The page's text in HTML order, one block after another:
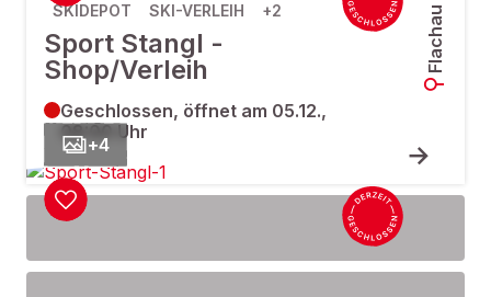
+4
SKIDEPOT SKI-VERLEIH +2
Sport Stangl -
Shop/Verleih
Flachau
Geschlossen, öffnet am 05.12.,
08:00 Uhr